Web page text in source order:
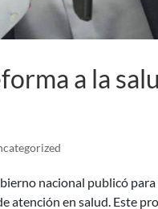
a la
nacional publicó
atención en salud. Este